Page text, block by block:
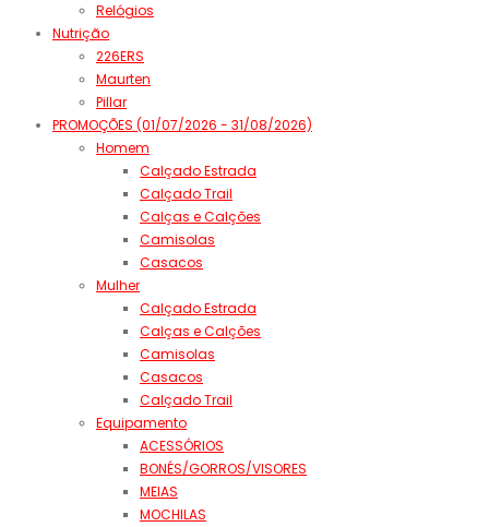
Relógios
Nutrição
226ERS
Maurten
Pillar
PROMOÇÕES (01/07/2026 - 31/08/2026)
Homem
Calçado Estrada
Calçado Trail
Calças e Calções
Camisolas
Casacos
Mulher
Calçado Estrada
Calças e Calções
Camisolas
Casacos
Calçado Trail
Equipamento
ACESSÓRIOS
BONÉS/GORROS/VISORES
MEIAS
MOCHILAS